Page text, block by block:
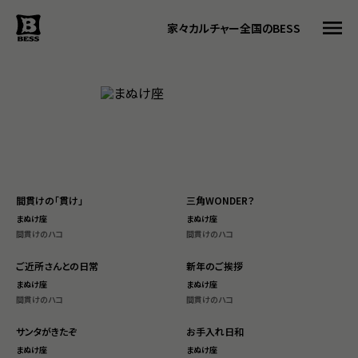
家々カルチャー全国のBESS
家々
#ログログ
全国のBESS
資料請求
間貫けの「貫け」
まぬけ座
間貫けのハコ
三角WONDER？
まぬけ座
間貫けのハコ
ご近所さんとの日常
まぬけ座
間貫けのハコ
新年のご挨拶
まぬけ座
間貫けのハコ
サンタがきたぞ
まぬけ座
お手入れ日和
まぬけ座